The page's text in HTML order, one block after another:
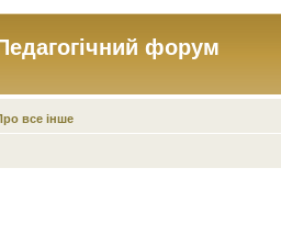
форум
все інше